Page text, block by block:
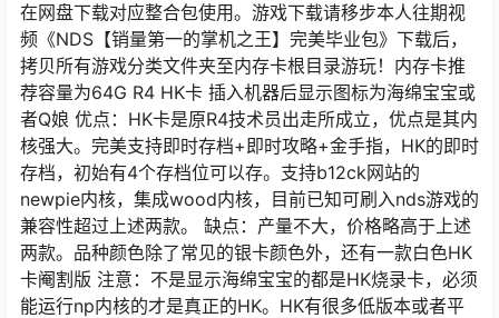
在网盘下载对应整合包使用。游戏下载请移步本人往期视
频《NDS【销量第一的掌机之王】完美毕业包》下载后，
拷贝所有游戏分类文件夹至内存卡根目录游玩！内存卡推
荐容量为64G R4 HK卡 插入机器后显示图标为海绵宝宝或
者Q娘 优点：HK卡是原R4技术员出走所成立，优点是其内
核强大。完美支持即时存档+即时攻略+金手指，HK的即时
存档，初始有4个存档位可以存。支持b12ck网站的
newpie内核，集成wood内核，目前已知可刷入nds游戏的
兼容性超过上述两款。 缺点：产量不大，价格略高于上述
两款。品种颜色除了常见的银卡颜色外，还有一款白色HK
卡阉割版 注意：不是显示海绵宝宝的都是HK烧录卡，必须
能运行np内核的才是真正的HK。HK有很多低版本或者平